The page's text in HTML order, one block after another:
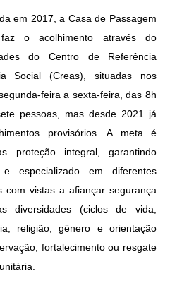
em 2017, a Casa de Passagem
o acolhimento através do
do Centro de Referência
Social (Creas), situadas nos
feira a sexta-feira, das 8h
pessoas, mas desde 2021 já
provisórios. A meta é
proteção integral, garantindo
e especializado em diferentes
com vistas a afiançar segurança
diversidades (ciclos de vida,
religião, gênero e orientação
fortalecimento ou resgate